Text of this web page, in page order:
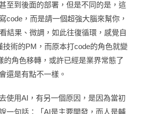
至到後面的部署，但是不同的是，這
code，而是請一個超強大腦來幫你，
結果、微調，如此往復循環，感覺自
技術的PM，而原本打code的角色就變
的角色移轉，或許已經是業界常態了
還是有點不一樣。
使用AI，有另一個原因，是因為當初
一句話：「AI是主要開發，而人是輔